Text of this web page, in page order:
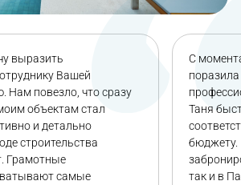
выразить
Вашей
Нам повезло, что сразу
объектам стал
и детально
строительства
Грамотные
самые
С
Таня
бюджету.
так и в